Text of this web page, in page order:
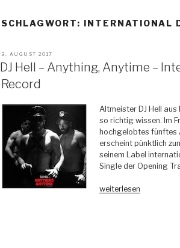
SCHLAGWORT: INTERNATIONAL
VERÖFFENTLICHT
AM
3. AUGUST 2017
DJ Hell – Anything, Anytime –
Record
Altmeister DJ Hell aus
so richtig wissen. Im
hochgelobtes fünftes
erscheint pünktlich
seinem Label
Single der Opening
„DJ
weiterlesen